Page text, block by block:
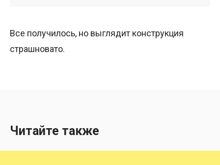
Все получилось, но выглядит конструкция
страшновато.
Читайте также